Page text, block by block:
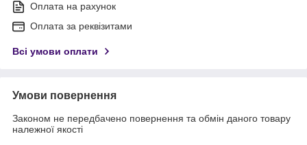
Оплата на рахунок
Оплата за реквізитами
Всі умови оплати
Умови повернення
Законом не передбачено повернення та обмін даного товару
належної якості